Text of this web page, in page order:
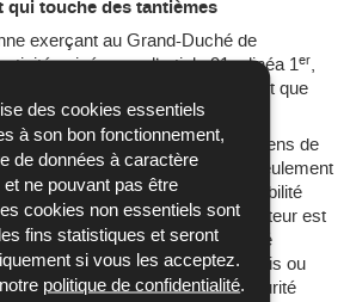
des cookies essentiels
à son bon fonctionnement,
de données à caractère
et ne pouvant pas être
cookies non essentiels sont
fins statistiques et seront
si vous les acceptez.
politique de confidentialité
touche des tantièmes
exerçant au Grand-Duché de
visées par l’article 91, alinéa 1er,
en principe. (Il est indifférent que
d’actionnaire ou non.)
en tant que bénéfice au sens de
Ce bénéfice est cependant seulement
le calcul de la limite de déductibilité
la « somme ») si l’administrateur est
ce bénéfice en tant qu’assuré
de sécurité sociale luxembourgeois ou
bi- ou multilatéral de sécurité